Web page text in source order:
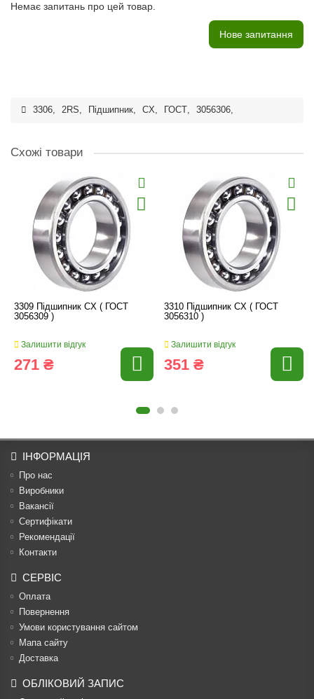
Немає запитань про цей товар.
Нове запитання
3306, 2RS, Підшипник, CX, ГОСТ , 3056306,
Схожі товари
3309 Підшипник CX ( ГОСТ
3056309 )
Залишити відгук
271 ₴
3310 Підшипник CX ( ГОСТ
3056310 )
Залишити відгук
351 ₴
ІНФОРМАЦІЯ
Про нас
Виробники
Вакансії
Сертифікати
Рекомендації
Контакти
СЕРВІС
Оплата
Повернення
Умови користування сайтом
Мапа сайту
Доставка
ОБЛІКОВИЙ ЗАПИС